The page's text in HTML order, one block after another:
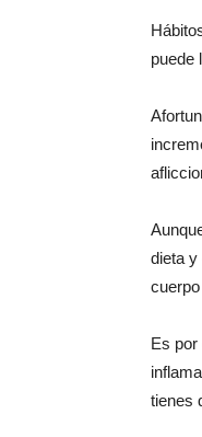
puede
dieta y
Es por
tienes